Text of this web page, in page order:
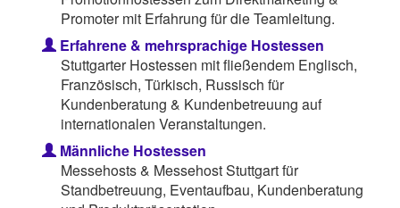
Promoter mit Erfahrung für die Teamleitung.
Erfahrene & mehrsprachige Hostessen
Stuttgarter Hostessen mit fließendem Englisch,
Französisch, Türkisch, Russisch für
Kundenberatung & Kundenbetreuung auf
internationalen Veranstaltungen.
Männliche Hostessen
Messehosts & Messehost Stuttgart für
Standbetreuung, Eventaufbau, Kundenberatung